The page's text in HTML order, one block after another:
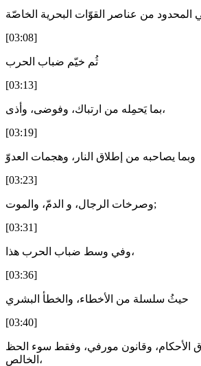
[03:08]
ثُم خيّم ضباب الحرب
[03:13]
بما يَحمِله من ارتباك، وفوضى، وأذى،
[03:19]
وبما يصاحبه من إطلاق النار، وهجمات العدوّ
[03:23]
وصرخات الرجال، و الدمّ، والموت;
[03:31]
وفي وسط ضباب الحرب هذا،
[03:36]
حيثُ سلسلة من الأخطاء، والخطأ البشري
[03:40]
الأحكام، وقانون مورفي، وفقط سوء الحظ
الخالص،